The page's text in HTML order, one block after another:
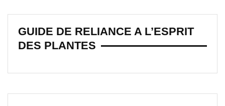
GUIDE DE RELIANCE A L’ESPRIT
DES PLANTES